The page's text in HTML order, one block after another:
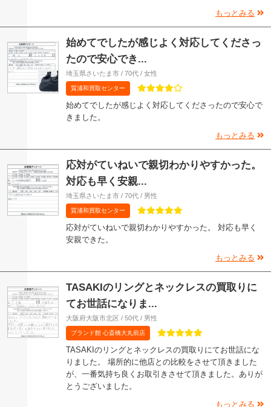
もっとみる
始めてでしたが感じよく対応してくださっ
たので安心でき...
埼玉県さいたま市 / 70代 / 女性
質浦和買取センター
始めてでしたが感じよく対応してくださったので安心で
きました。
もっとみる
応対がていねいで親切わかりやすかった。
対応も早く安親...
埼玉県さいたま市 / 70代 / 男性
質浦和買取センター
応対がていねいで親切わかりやすかった。 対応も早く
安親できた。
もっとみる
TASAKIのリングとネックレスの買取りに
てお世話になりま...
大阪府大阪市北区 / 50代 / 男性
ブランド館 心斎橋大丸前店
TASAKIのリングとネックレスの買取りにてお世話にな
りました。 場所的に他店との比較をさせて頂きました
が、一番気持ち良くお取引きさせて頂きました。ありが
とうございました。
もっとみる